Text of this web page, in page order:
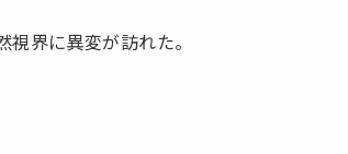
界に異変が訪れた。